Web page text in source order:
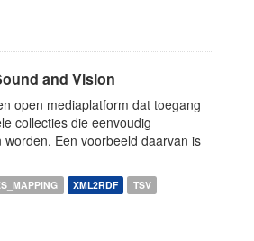
and Vision
open mediaplatform dat toegang
collecties die eenvoudig
worden. Een voorbeeld daarvan is
XML2RDF TSV